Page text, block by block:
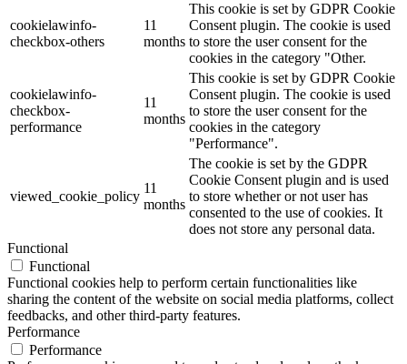
cookielawinfo-
checkbox-others
11
months
This cookie is set by GDPR Cookie
Consent plugin. The cookie is used
to store the user consent for the
cookies in the category "Other.
cookielawinfo-
checkbox-
performance
11
months
This cookie is set by GDPR Cookie
Consent plugin. The cookie is used
to store the user consent for the
cookies in the category
"Performance".
viewed_cookie_policy
11
months
The cookie is set by the GDPR
Cookie Consent plugin and is used
to store whether or not user has
consented to the use of cookies. It
does not store any personal data.
Functional
Functional
Functional cookies help to perform certain functionalities like
sharing the content of the website on social media platforms, collect
feedbacks, and other third-party features.
Performance
Performance